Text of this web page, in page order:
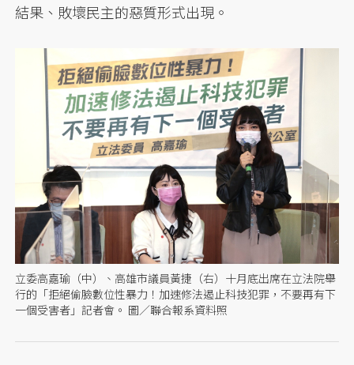
結果、敗壞民主的惡質形式出現。
立委高嘉瑜（中）、高雄市議員黃捷（右）十月底出席在立法院舉
行的「拒絕偷臉數位性暴力！加速修法遏止科技犯罪，不要再有下
一個受害者」記者會。 圖／聯合報系資料照